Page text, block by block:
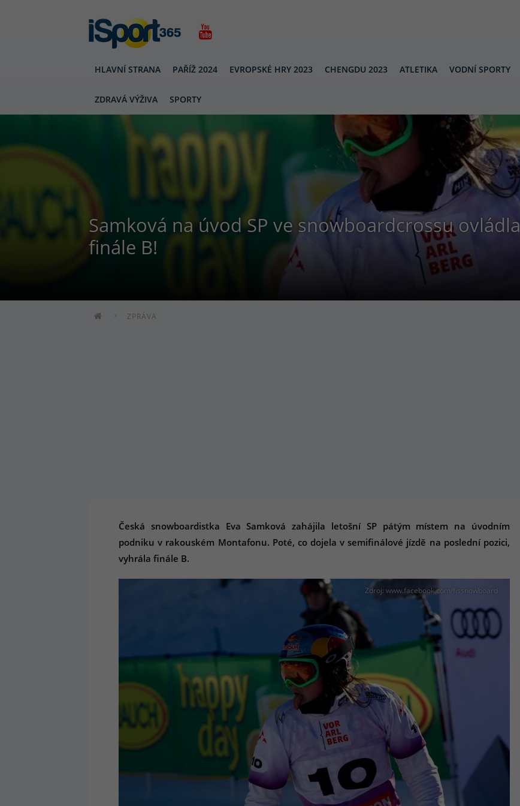
HLAVNÍ STRANA PAŘÍŽ 2024 EVROPSKÉ HRY 2023 CHENGDU 2023 ATLETIKA VODNÍ SPORTY
ZDRAVÁ VÝŽIVA SPORTY
Samková na úvod SP ve snowboardcrossu ovládla
finále B!
ZPRÁVA
Česká snowboardistka Eva Samková zahájila letošní SP pátým místem na úvodním
podniku v rakouském Montafonu. Poté, co dojela v semifinálové jízdě na poslední pozici,
vyhrála finále B.
Zdroj: www.facebook.com/fissnowboard